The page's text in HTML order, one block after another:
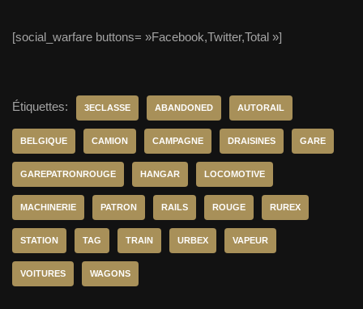
[social_warfare buttons= »Facebook,Twitter,Total »]
Étiquettes: 3ECLASSE ABANDONED AUTORAIL
BELGIQUE CAMION CAMPAGNE DRAISINES GARE
GAREPATRONROUGE HANGAR LOCOMOTIVE
MACHINERIE PATRON RAILS ROUGE RUREX
STATION TAG TRAIN URBEX VAPEUR
VOITURES WAGONS